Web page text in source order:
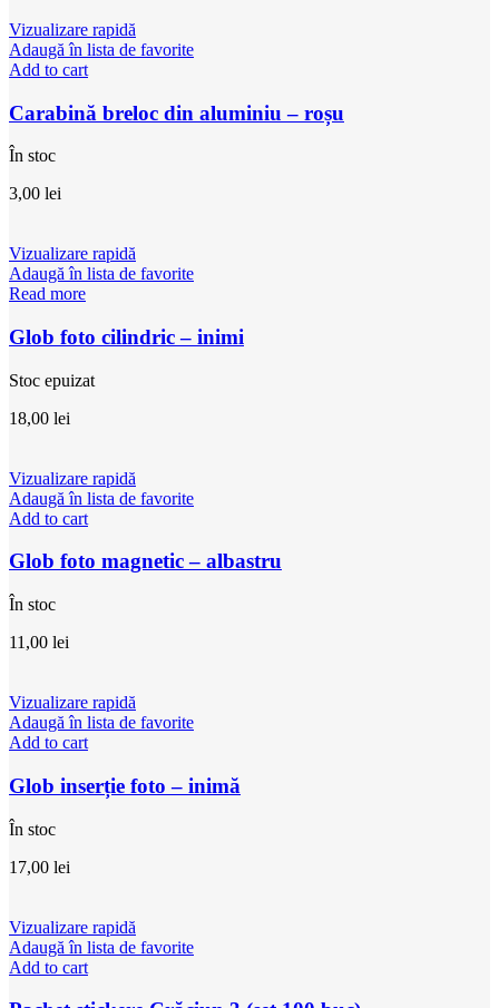
Vizualizare rapidă
Adaugă în lista de favorite
Add to cart
Carabină breloc din aluminiu – roșu
În stoc
3,00 lei
Vizualizare rapidă
Adaugă în lista de favorite
Read more
Glob foto cilindric – inimi
Stoc epuizat
18,00 lei
Vizualizare rapidă
Adaugă în lista de favorite
Add to cart
Glob foto magnetic – albastru
În stoc
11,00 lei
Vizualizare rapidă
Adaugă în lista de favorite
Add to cart
Glob inserție foto – inimă
În stoc
17,00 lei
Vizualizare rapidă
Adaugă în lista de favorite
Add to cart